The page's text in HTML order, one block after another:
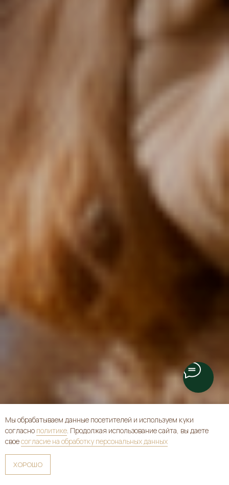
Мы обрабатываем данные посетителей и используем куки
согласно политике. Продолжая использование сайта, вы даете
своесогласие на обработку персональных данных
ХОРОШО